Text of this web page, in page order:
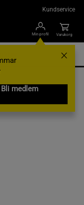
Kundservice
Min profil
Bli medlem
Varukorg